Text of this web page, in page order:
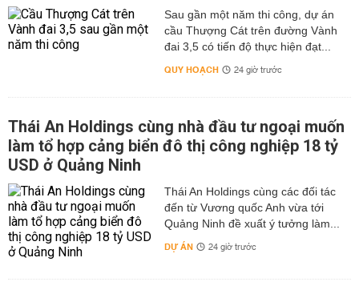
Sau gần một năm thi công, dự án
cầu Thượng Cát trên đường Vành
đai 3,5 có tiến độ thực hiện đạt...
QUY HOẠCH 24 giờ trước
Thái An Holdings cùng nhà đầu tư ngoại muốn
làm tổ hợp cảng biển đô thị công nghiệp 18 tỷ
USD ở Quảng Ninh
Thái An Holdings cùng các đối tác
đến từ Vương quốc Anh vừa tới
Quảng Ninh đề xuất ý tưởng làm...
DỰ ÁN 24 giờ trước